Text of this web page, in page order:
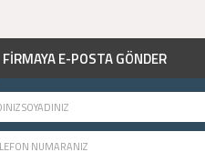
FİRMAYA E-POSTA GÖNDER